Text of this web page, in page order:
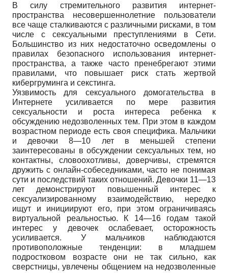
В силу стремительного развития интернет-
пространства несовершеннолетние пользователи
все чаще сталкиваются с различными рисками, в том
числе с сексуальными преступлениями в Сети.
Большинство из них недостаточно осведомлены о
правилах безопасного использования интернет-
пространства, а также часто пренебрегают этими
правилами, что повышает риск стать жертвой
кибергруминга и секстинга.
Уязвимость для сексуального домогательства в
Интернете усиливается по мере развития
сексуальности и роста интереса ребенка к
обсуждению недозволенных тем. При этом в каждом
возрастном периоде есть своя специфика. Мальчики
и девочки 8—10 лет в меньшей степени
заинтересованы в обсуждении сексуальных тем, но
контактны, словоохотливы, доверчивы, стремятся
дружить с онлайн-собеседниками, часто не понимая
сути и последствий таких отношений. Девочки 11—13
лет демонстрируют повышенный интерес к
сексуализированному взаимодействию, нередко
ищут и инициируют его, при этом ограничиваясь
виртуальной реальностью. К 14—16 годам такой
интерес у девочек ослабевает, осторожность
усиливается. У мальчиков наблюдаются
противоположные тенденции: в младшем
подростковом возрасте они не так сильно, как
сверстницы, увлечены общением на недозволенные